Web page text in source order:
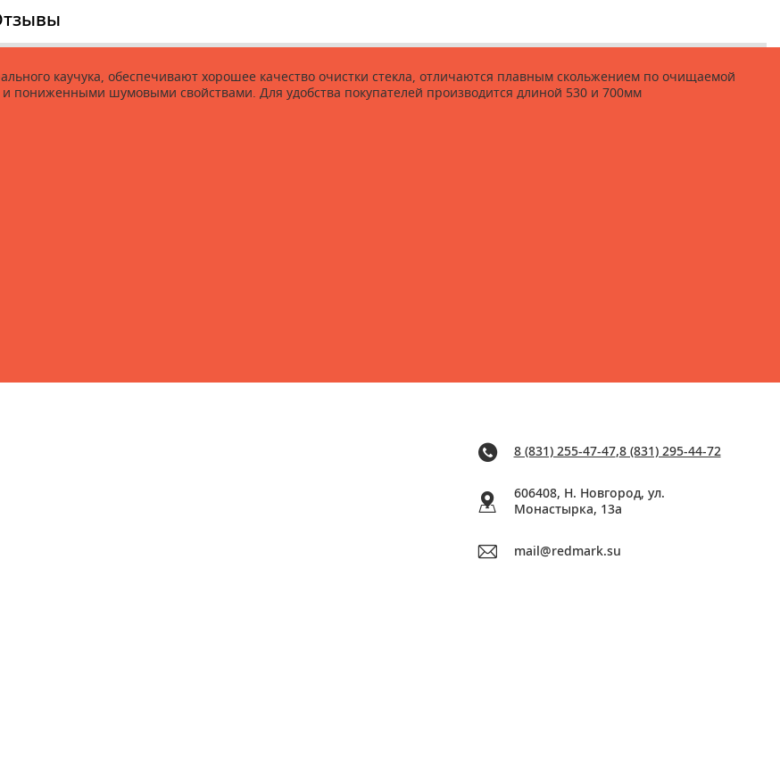
каучука, обеспечивают хорошее качество очистки стекла, отличаются плавным скольжением по очищаемой
пониженными шумовыми свойствами. Для удобства покупателей производится длиной 530 и 700мм
8 (831) 255-47-47,8 (831) 295-44-72
606408, Н. Новгород, ул.
Монастырка, 13a
mail@redmark.su